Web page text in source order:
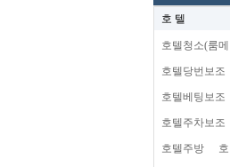
호 텔
호텔청소(룸
호텔당번보조
호텔베팅보조
호텔주차보조
호텔주방